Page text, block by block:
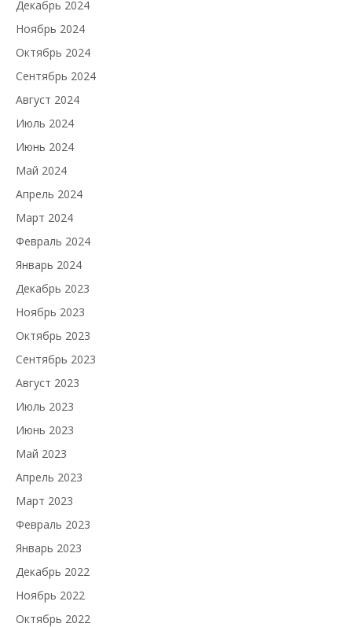
Декабрь 2024
Ноябрь 2024
Октябрь 2024
Сентябрь 2024
Август 2024
Июль 2024
Июнь 2024
Май 2024
Апрель 2024
Март 2024
Февраль 2024
Январь 2024
Декабрь 2023
Ноябрь 2023
Октябрь 2023
Сентябрь 2023
Август 2023
Июль 2023
Июнь 2023
Май 2023
Апрель 2023
Март 2023
Февраль 2023
Январь 2023
Декабрь 2022
Ноябрь 2022
Октябрь 2022